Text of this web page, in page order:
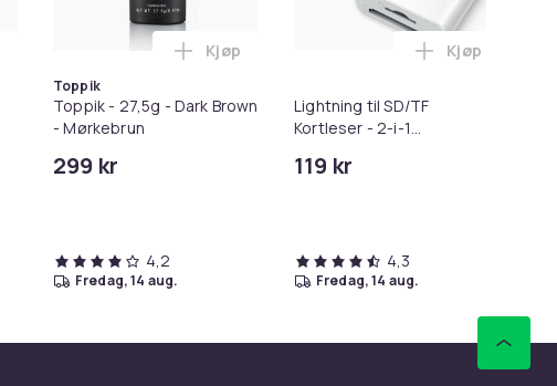
Balances Scalp & Controls Excess Oil i handlekurven
Premier Mens Short-Sleeved Pilot Shirt i handlekurven
Toppik
Toppik - 27,5g - Dark Brown
- Mørkebrun
299 kr
Legg Toppik - 27,5g - Dark Brown -
Kjøp
4,2
fredag, 14 aug.
Lightning til SD/TF
Kortleser - 2-i-1
iPhone/iPad
119 kr
Legg
Kjøp
4,3
fredag, 14 aug.